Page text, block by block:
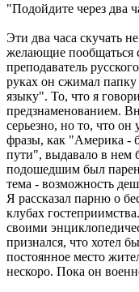
"Подойдите через два
Эти два часа скучать
желающие пообщаться
преподаватель
руках он сжимал
языку". То, что я
предзнаменованием.
серьезно, но то, что он
фразы, как "Америка -
пути", выдавало в нем
подошедшим был
тема - возможность
Я рассказал парню о
клубах
своими
признался, что хотел
постоянное место
нескоро. Пока он